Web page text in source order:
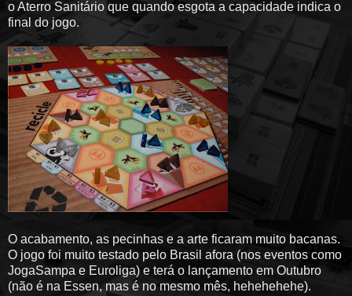
o Aterro Sanitário que quando esgota a capacidade indica o
final do jogo.
O acabamento, as pecinhas e a arte ficaram muito bacanas.
O jogo foi muito testado pelo Brasil afora (nos eventos como
JogaSampa e Euroliga) e terá o lançamento em Outubro
(não é na Essen, mas é no mesmo mês, hehehehehe).